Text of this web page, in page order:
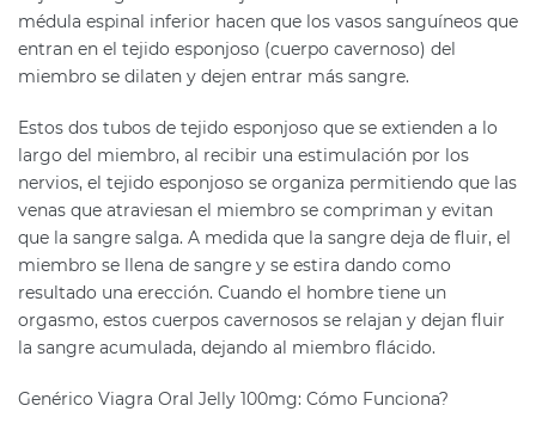
médula espinal inferior hacen que los vasos sanguíneos que
entran en el tejido esponjoso (cuerpo cavernoso) del
miembro se dilaten y dejen entrar más sangre.
Estos dos tubos de tejido esponjoso que se extienden a lo
largo del miembro, al recibir una estimulación por los
nervios, el tejido esponjoso se organiza permitiendo que las
venas que atraviesan el miembro se compriman y evitan
que la sangre salga. A medida que la sangre deja de fluir, el
miembro se llena de sangre y se estira dando como
resultado una erección. Cuando el hombre tiene un
orgasmo, estos cuerpos cavernosos se relajan y dejan fluir
la sangre acumulada, dejando al miembro flácido.
Genérico Viagra Oral Jelly 100mg: Cómo Funciona?